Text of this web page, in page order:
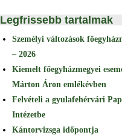
Legfrissebb tartalmak
Személyi változások
– 2026
Kiemelt főegyházmegyei
Márton Áron emlékévben
Felvételi a gyulafehérvári
Intézetbe
Kántorvizsga időpontja